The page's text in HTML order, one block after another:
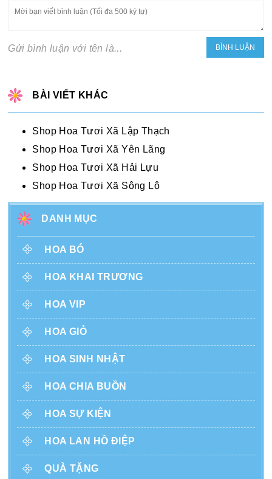
Gửi bình luận với tên là...
BÀI VIẾT KHÁC
Shop Hoa Tươi Xã Lập Thạch
Shop Hoa Tươi Xã Yên Lãng
Shop Hoa Tươi Xã Hải Lựu
Shop Hoa Tươi Xã Sông Lô
DANH MỤC
HOA BÓ
HOA KHAI TRƯƠNG
HOA VIP
HOA GIỎ
HOA SINH NHẬT
HOA CHIA BUỒN
HOA SỰ KIỆN
HOA LAN HỒ ĐIỆP
QUÀ TẶNG